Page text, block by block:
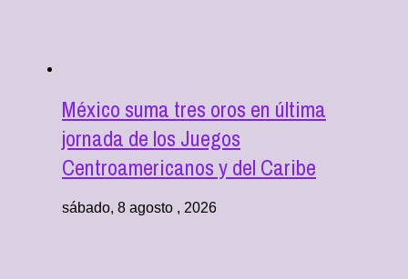
México suma tres oros en última
jornada de los Juegos
Centroamericanos y del Caribe
sábado, 8 agosto , 2026